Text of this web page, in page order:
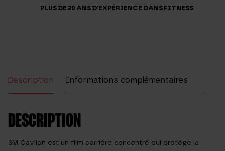
PLUS DE 20 ANS D'EXPÉRIENCE DANS FITNESS
Description
Informations complémentaires
DESCRIPTION
3M Cavilon est un film barrière concentré qui protège la